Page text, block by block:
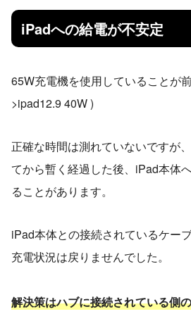
iPadへの給電が不安定
65W充電機を使用していることが
>ipad12.9 40W )
正確な時間は測れていないですが
てから暫く経過した後、iPad本体
ることがあります。
iPad本体との接続されているケー
充電状況は戻りませんでした。
解決策はハブに接続されている側